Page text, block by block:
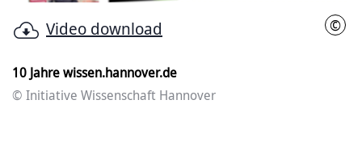
©
Video download
10 Jahre wissen.hannover.de
© Initiative Wissenschaft Hannover